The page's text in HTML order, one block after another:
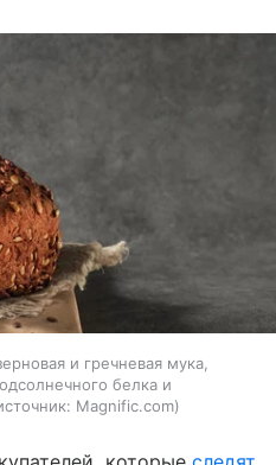
и гречневая мука,
белка и
Magnific.com